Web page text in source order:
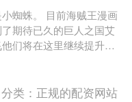
蜘蛛。 目前海贼王漫画
期待已久的巨人之国艾
们将在这里继续提升实
霸气的另外一种使用方
之骑士团....
分类： 正规的配资网站